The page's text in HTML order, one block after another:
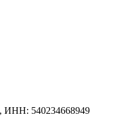
540234668949